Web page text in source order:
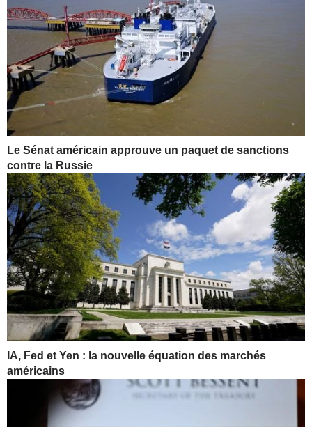
Le Sénat américain approuve un paquet de sanctions
contre la Russie
IA, Fed et Yen : la nouvelle équation des marchés
américains